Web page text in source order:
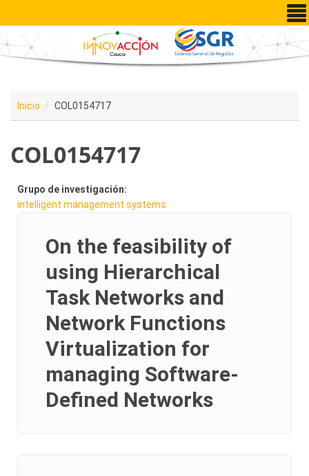
Pasar al contenido principal
Inicio COL0154717
COL0154717
Grupo de investigación:
intelligent management systems
On the feasibility of
using Hierarchical
Task Networks and
Network Functions
Virtualization for
managing Software-
Defined Networks